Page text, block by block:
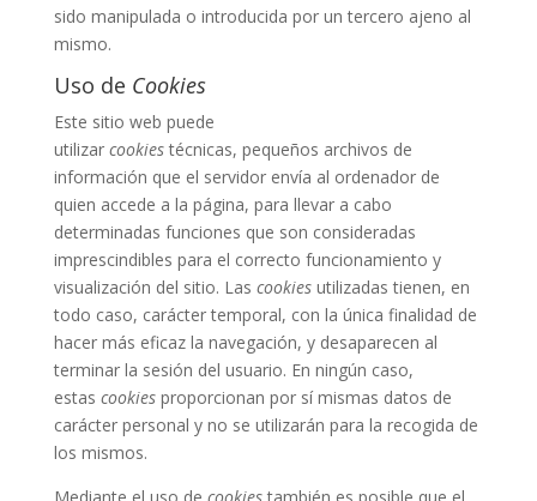
sido manipulada o introducida por un tercero ajeno al
mismo.
Uso de Cookies
Este sitio web puede
utilizar cookiestécnicas, pequeños archivos de
información que el servidor envía al ordenador de
quien accede a la página, para llevar a cabo
determinadas funciones que son consideradas
imprescindibles para el correcto funcionamiento y
visualización del sitio. Las cookiesutilizadas tienen, en
todo caso, carácter temporal, con la única finalidad de
hacer más eficaz la navegación, y desaparecen al
terminar la sesión del usuario. En ningún caso,
estas cookiesproporcionan por sí mismas datos de
carácter personal y no se utilizarán para la recogida de
los mismos.